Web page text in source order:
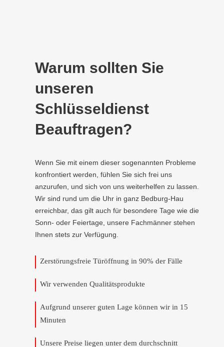
Warum sollten Sie
unseren
Schlüsseldienst
Beauftragen?
Wenn Sie mit einem dieser sogenannten Probleme
konfrontiert werden, fühlen Sie sich frei uns
anzurufen, und sich von uns weiterhelfen zu lassen.
Wir sind rund um die Uhr in ganz Bedburg-Hau
erreichbar, das gilt auch für besondere Tage wie die
Sonn- oder Feiertage, unsere Fachmänner stehen
Ihnen stets zur Verfügung.
Zerstörungsfreie Türöffnung in 90% der Fälle
Wir verwenden Qualitätsprodukte
Aufgrund unserer guten Lage können wir in 15
Minuten
Unsere Preise liegen unter dem durchschnitt